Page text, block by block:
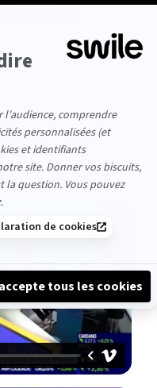
!!
la télé !